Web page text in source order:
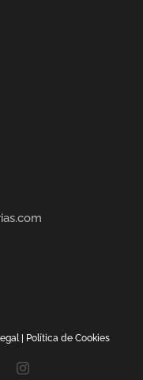
l | Política de Cookies
FacebookInstagram